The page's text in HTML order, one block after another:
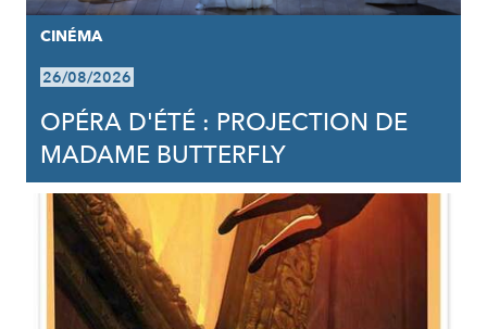
CINÉMA
26/08/2026
OPÉRA D'ÉTÉ : PROJECTION DE
MADAME BUTTERFLY